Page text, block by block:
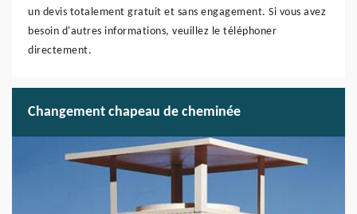
un devis totalement gratuit et sans engagement. Si vous avez
besoin d'autres informations, veuillez le téléphoner
directement.
Changement chapeau de cheminée